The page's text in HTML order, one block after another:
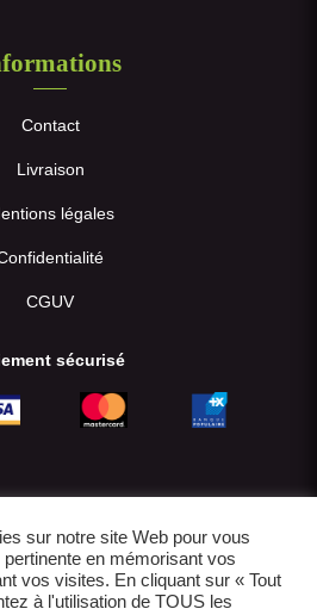
Contact
Livraison
légales
CGUV
sécurisé
sur notre site Web pour vous
en mémorisant vos
vos visites. En cliquant sur « Tout
à l'utilisation de TOUS les